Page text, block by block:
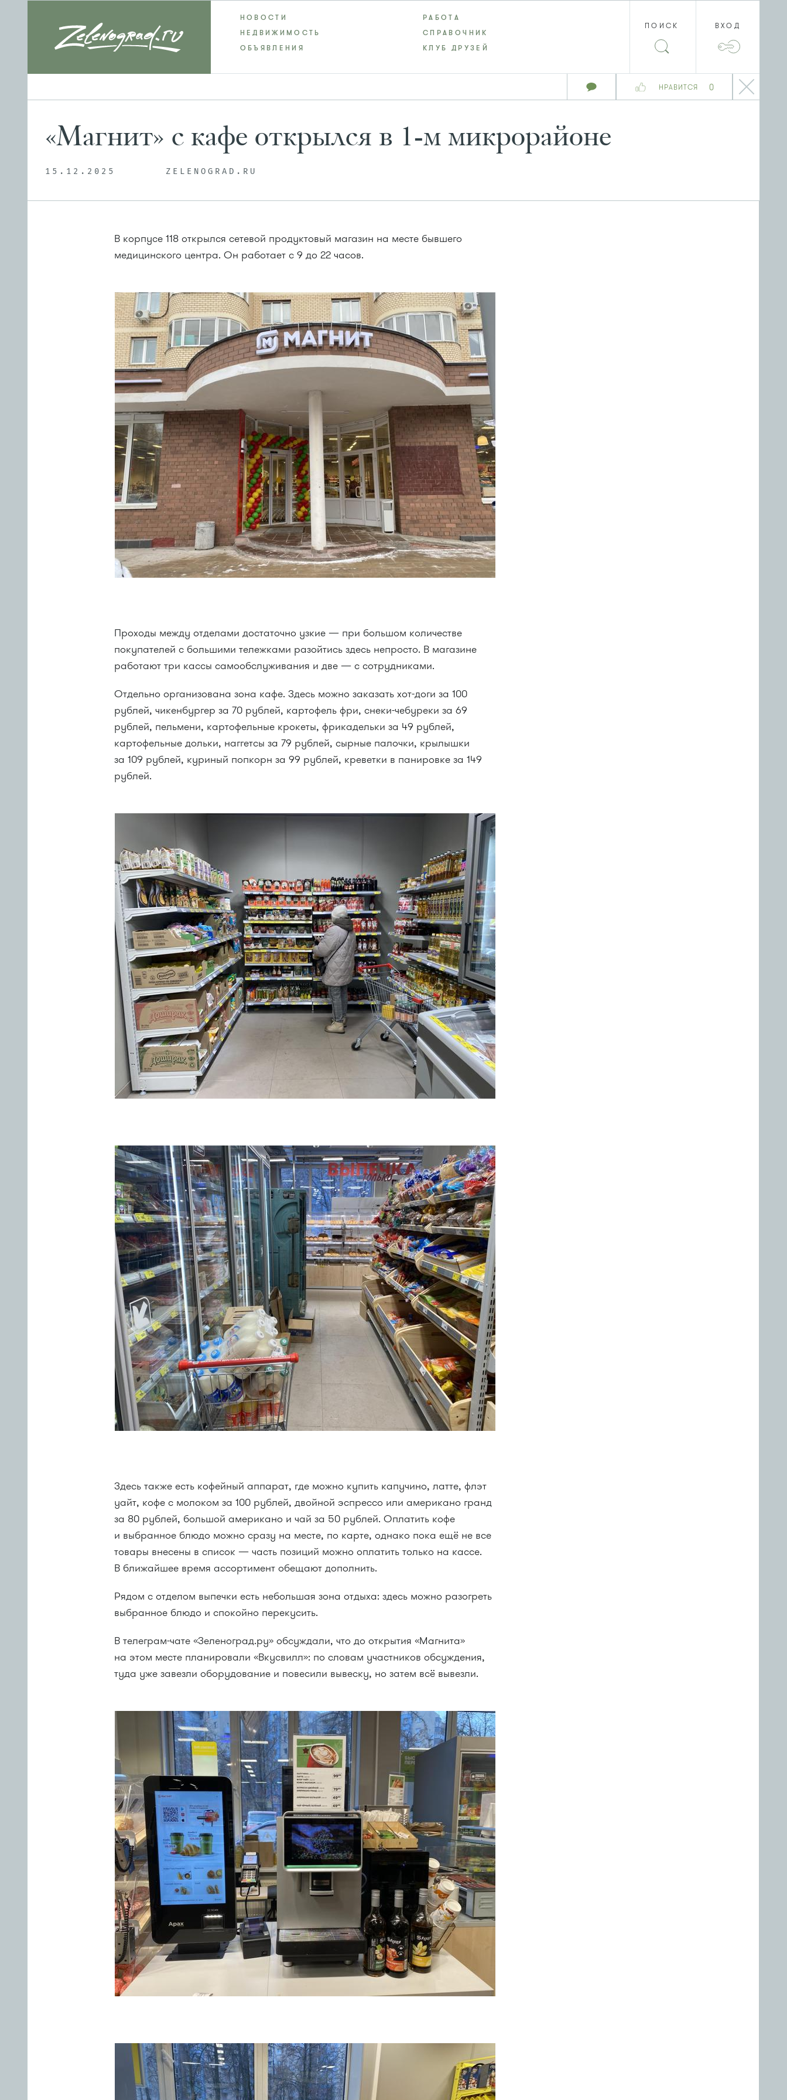
НРАВИТСЯ 0
НОВОСТИ
РАБОТА
НЕДВИЖИМОСТЬ
СПРАВОЧНИК
ОБЪЯВЛЕНИЯ
КЛУБ ДРУЗЕЙ
ПОИСК ВХОД
«Магнит» с кафе открылся в 1-м микрорайоне
15.12.2025 ZELENOGRAD.RU
В корпусе 118 открылся сетевой продуктовый магазин на месте бывшего
медицинского центра. Он работает с 9 до 22 часов.
Проходы между отделами достаточно узкие — при большом количестве
покупателей с большими тележками разойтись здесь непросто. В магазине
работают три кассы самообслуживания и две — с сотрудниками.
Отдельно организована зона кафе. Здесь можно заказать хот-доги за 100
рублей, чикенбургер за 70 рублей, картофель фри, снеки-чебуреки за 69
рублей, пельмени, картофельные крокеты, фрикадельки за 49 рублей,
картофельные дольки, наггетсы за 79 рублей, сырные палочки, крылышки
за 109 рублей, куриный попкорн за 99 рублей, креветки в панировке за 149
рублей.
Здесь также есть кофейный аппарат, где можно купить капучино, латте, флэт
уайт, кофе с молоком за 100 рублей, двойной эспрессо или американо гранд
за 80 рублей, большой американо и чай за 50 рублей. Оплатить кофе
и выбранное блюдо можно сразу на месте, по карте, однако пока ещё не все
товары внесены в список — часть позиций можно оплатить только на кассе.
В ближайшее время ассортимент обещают дополнить.
Рядом с отделом выпечки есть небольшая зона отдыха: здесь можно разогреть
выбранное блюдо и спокойно перекусить.
В телеграм-чате «Зеленоград.ру» обсуждали, что до открытия «Магнита»
на этом месте планировали «Вкусвилл»: по словам участников обсуждения,
туда уже завезли оборудование и повесили вывеску, но затем всё вывезли.